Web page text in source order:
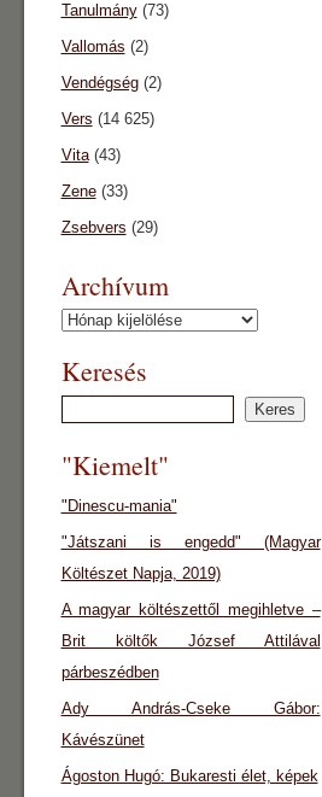
Tanulmány(73)
Vallomás (2)
Vendégség(2)
Vers (14 625)
Vita(43)
Zene(33)
Zsebvers (29)
Archívum
Archívum
Keresés
"Kiemelt"
"Dinescu-mania"
"Játszani is engedd" (Magyar
Költészet Napja, 2019)
A magyar költészettől megihletve –
Brit költők József Attilával
párbeszédben
Ady András-Cseke Gábor:
Kávészünet
Ágoston Hugó: Bukaresti élet, képek